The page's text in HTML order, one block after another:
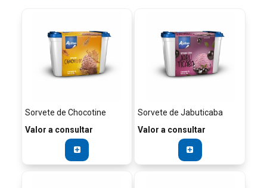
Sorvete de Chocotine
Valor a consultar
Sorvete de Jabuticaba
Valor a consultar